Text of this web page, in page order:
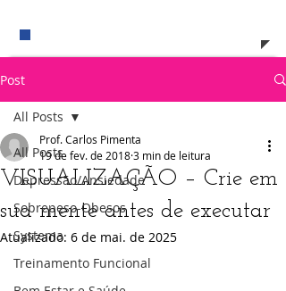
Post
All Posts
Depressão/Ansiedade
Sobrepeso-Obesos
Systema
Treinamento Funcional
All Posts
VISUALIZAÇÃO – Crie em
sua mente antes de executar
Prof. Carlos Pimenta
19 de fev. de 20183 min de leitura
Atualizado: 6 de mai. de 2025